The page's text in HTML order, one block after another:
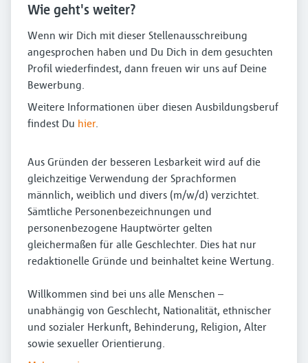
Wie geht's weiter?
Wenn wir Dich mit dieser Stellenausschreibung
angesprochen haben und Du Dich in dem gesuchten
Profil wiederfindest, dann freuen wir uns auf Deine
Bewerbung.
Weitere Informationen über diesen Ausbildungsberuf
findest Du hier.
Aus Gründen der besseren Lesbarkeit wird auf die
gleichzeitige Verwendung der Sprachformen
männlich, weiblich und divers (m/w/d) verzichtet.
Sämtliche Personenbezeichnungen und
personenbezogene Hauptwörter gelten
gleichermaßen für alle Geschlechter. Dies hat nur
redaktionelle Gründe und beinhaltet keine Wertung.
Willkommen sind bei uns alle Menschen –
unabhängig von Geschlecht, Nationalität, ethnischer
und sozialer Herkunft, Behinderung, Religion, Alter
sowie sexueller Orientierung.